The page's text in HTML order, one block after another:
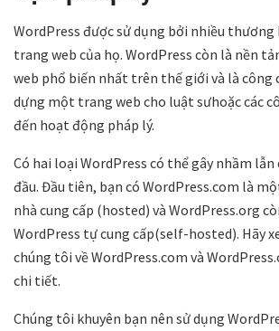
WordPress được sử dụng bởi nhiều thương
trang web của họ. WordPress còn là nền
web phổ biến nhất trên thế giới và là công
dựng một trang web cho luật sưhoặc các
đến hoạt động pháp lý.
Có hai loại WordPress có thể gây nhầm
đầu. Đầu tiên, bạn có WordPress.com là
nhà cung cấp (hosted) và WordPress.org
WordPress tự cung cấp(self-hosted). Hãy
chúng tôi về WordPress.com và
chi tiết.
Chúng tôi khuyên bạn nên sử dụng